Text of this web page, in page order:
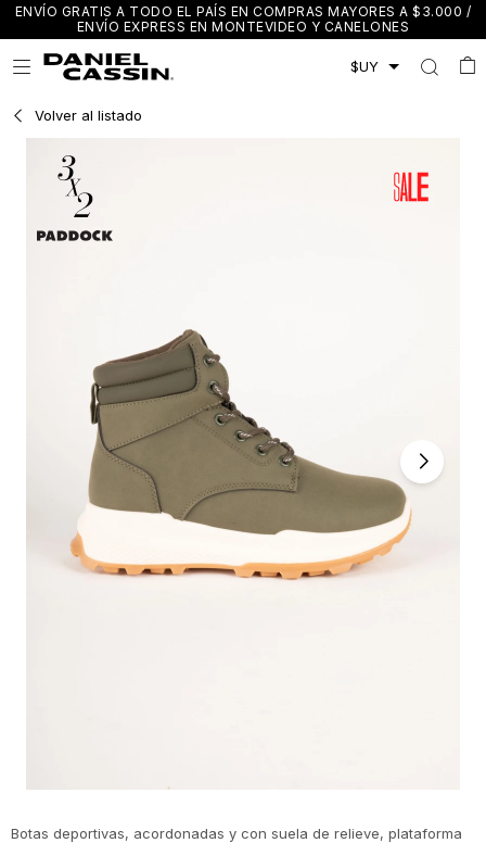
ENVÍO GRATIS A TODO EL PAÍS EN COMPRAS MAYORES A $3.000 /
ENVÍO EXPRESS EN MONTEVIDEO Y CANELONES

Volver al listado
Botas deportivas, acordonadas y con suela de relieve, plataforma